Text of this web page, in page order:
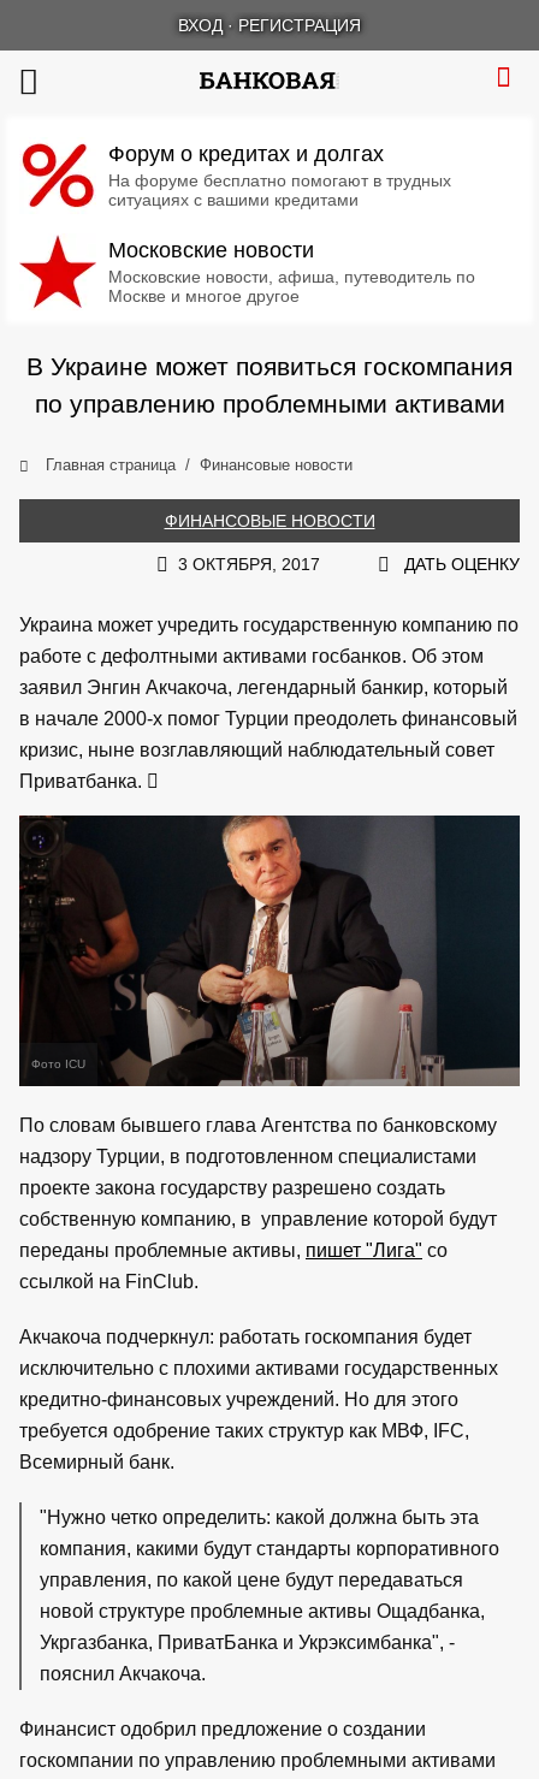
ВХОД · РЕГИСТРАЦИЯ
Форум о кредитах и долгах
На форуме бесплатно помогают в трудных
ситуациях с вашими кредитами
Московские новости
Московские новости, афиша, путеводитель по
Москве и многое другое
В Украине может появиться госкомпания
по управлению проблемными активами
Главная страница Финансовые новости
ФИНАНСОВЫЕ НОВОСТИ
3 ОКТЯБРЯ, 2017 ДАТЬ ОЦЕНКУ
Украина может учредить государственную компанию по
работе с дефолтными активами госбанков. Об этом
заявил Энгин Акчакоча, легендарный банкир, который
в начале 2000-х помог Турции преодолеть финансовый
кризис, ныне возглавляющий наблюдательный совет
Приватбанка.
Фото ICU
По словам бывшего глава Агентства по банковскому
надзору Турции, в подготовленном специалистами
проекте закона государству разрешено создать
собственную компанию, в управление которой будут
переданы проблемные активы, пишет "Лига" со
ссылкой на FinClub.
Акчакоча подчеркнул: работать госкомпания будет
исключительно с плохими активами государственных
кредитно-финансовых учреждений. Но для этого
требуется одобрение таких структур как МВФ, IFC,
Всемирный банк.
"Нужно четко определить: какой должна быть эта
компания, какими будут стандарты корпоративного
управления, по какой цене будут передаваться
новой структуре проблемные активы Ощадбанка,
Укргазбанка, ПриватБанка и Укрэксимбанка", -
пояснил Акчакоча.
Финансист одобрил предложение о создании
госкомпании по управлению проблемными активами